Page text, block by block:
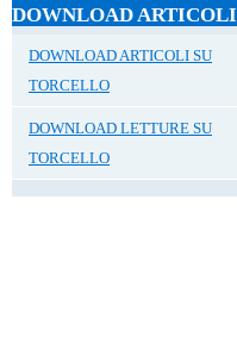
DOWNLOAD ARTICOLI
DOWNLOAD ARTICOLI SU
TORCELLO
DOWNLOAD LETTURE SU
TORCELLO